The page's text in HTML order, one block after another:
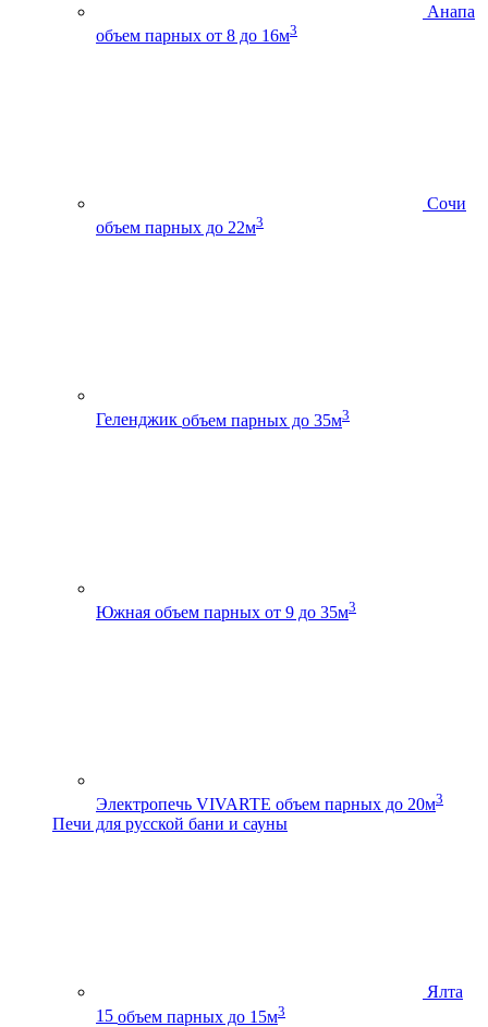
Анапа
объем парных от 8 до 16м3
Сочи
объем парных до 22м3
Геленджик объем парных до 35м3
Южная объем парных от 9 до 35м3
Электропечь VIVARTE объем парных до 20м3
Печи для русской бани и сауны
Ялта
15 объем парных до 15м3